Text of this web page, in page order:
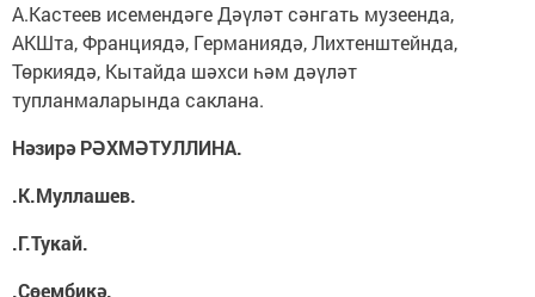
А.Кастеев исемендәге Дәүләт сәнгать музеенда,
АКШта, Франциядә, Германиядә, Лихтенштейнда,
Төркиядә, Кытайда шәхси һәм дәүләт
тупланмаларында саклана.
Нәзирә РӘХМӘТУЛЛИНА.
.К.Муллашев.
.Г.Тукай.
.Сөембикә.